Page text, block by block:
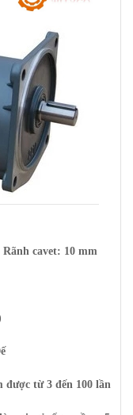
cavet: 10 mm
được từ 3 đến 100 lần